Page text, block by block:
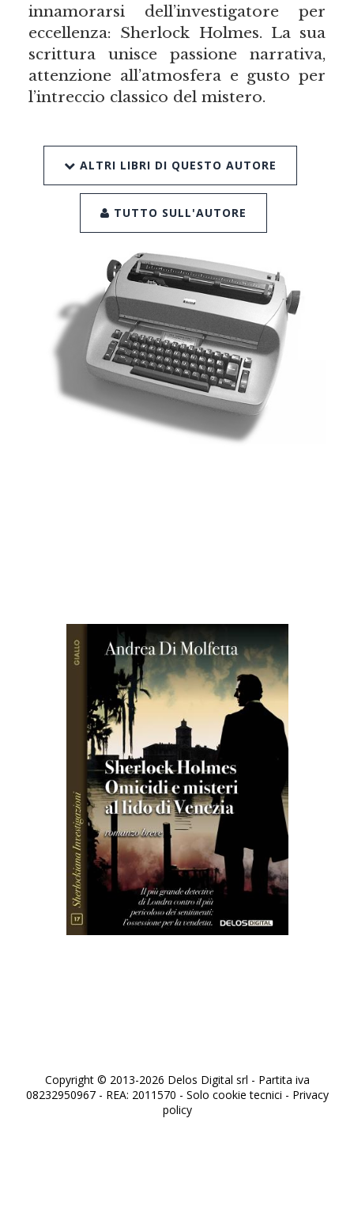
innamorarsi dell’investigatore per
eccellenza: Sherlock Holmes. La sua
scrittura unisce passione narrativa,
attenzione all’atmosfera e gusto per
l’intreccio classico del mistero.
ALTRI LIBRI DI QUESTO AUTORE
TUTTO SULL'AUTORE
Copyright © 2013-2026 Delos Digital srl - Partita iva
08232950967 - REA: 2011570 - Solo cookie tecnici - Privacy
policy